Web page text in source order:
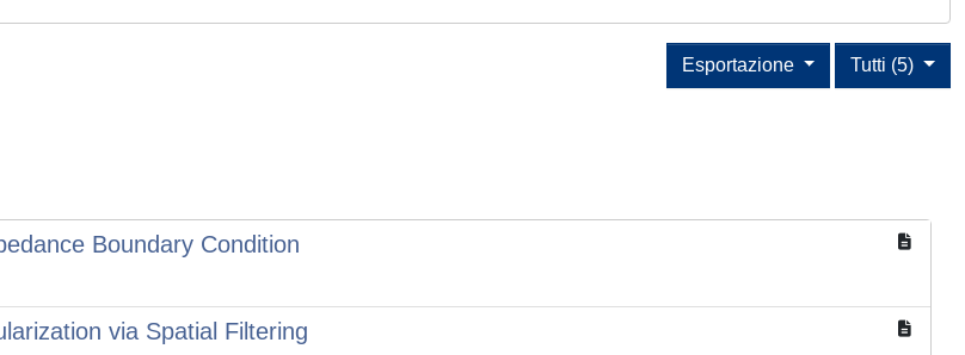
Tutti (5)
Esportazione
Boundary Condition
via Spatial Filtering